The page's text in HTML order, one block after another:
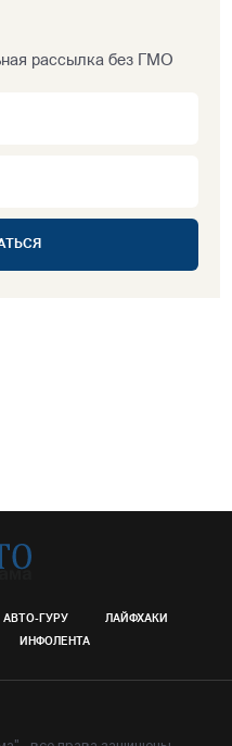
рассылка без ГМО
АВТО-ГУРУ
ЛАЙФХАКИ
ИНФОЛЕНТА